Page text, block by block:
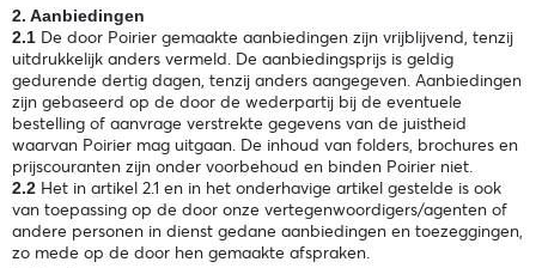
2. Aanbiedingen
2.1 De door Poirier gemaakte aanbiedingen zijn vrijblijvend, tenzij
uitdrukkelijk anders vermeld. De aanbiedingsprijs is geldig
gedurende dertig dagen, tenzij anders aangegeven. Aanbiedingen
zijn gebaseerd op de door de wederpartij bij de eventuele
bestelling of aanvrage verstrekte gegevens van de juistheid
waarvan Poirier mag uitgaan. De inhoud van folders, brochures en
prijscouranten zijn onder voorbehoud en binden Poirier niet.
2.2 Het in artikel 2.1 en in het onderhavige artikel gestelde is ook
van toepassing op de door onze vertegenwoordigers/agenten of
andere personen in dienst gedane aanbiedingen en toezeggingen,
zo mede op de door hen gemaakte afspraken.